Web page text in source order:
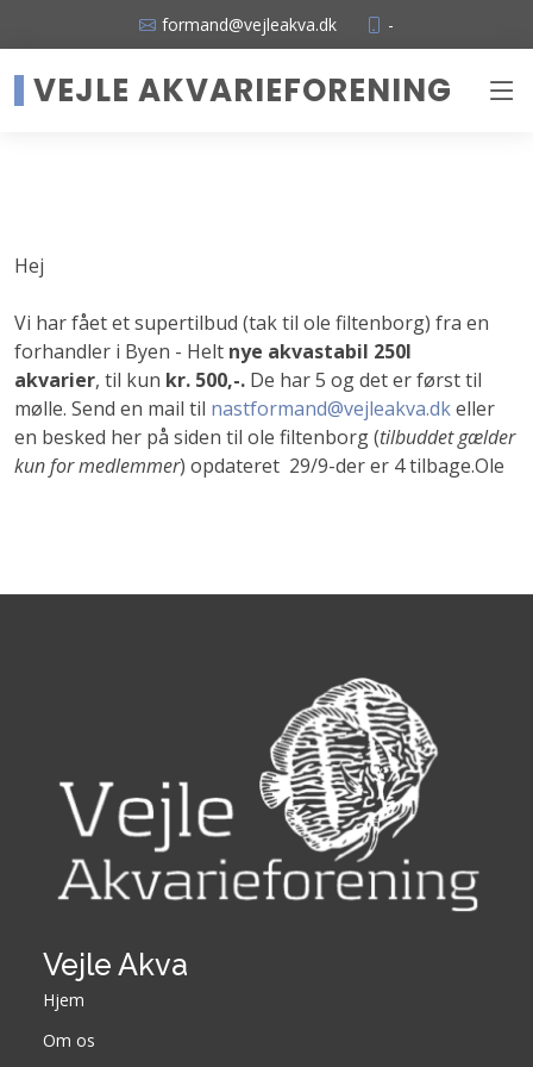
formand@vejleakva.dk -
VEJLE AKVARIEFORENING
Hej
Vi har fået et supertilbud (tak til ole filtenborg) fra en
forhandler i Byen - Helt nye akvastabil 250l
akvarier, til kun kr. 500,-. De har 5 og det er først til
mølle. Send en mail til nastformand@vejleakva.dkeller
en besked her på siden til ole filtenborg (tilbuddet gælder
kun for medlemmer) opdateret 29/9-der er 4 tilbage.Ole
Vejle Akva
Hjem
Om os